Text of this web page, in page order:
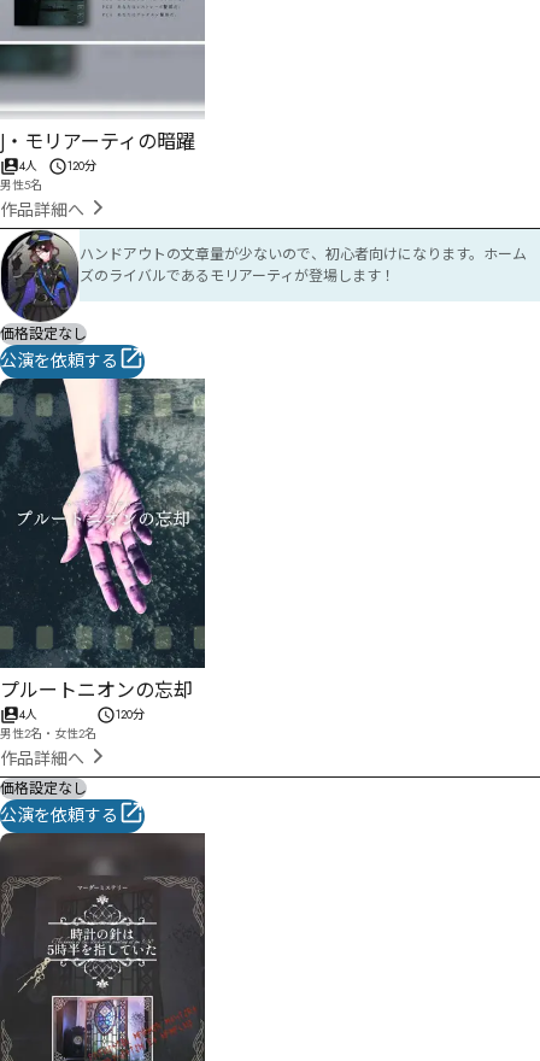
J・モリアーティの暗躍
4人
男性5名
120分
作品詳細へ
ハンドアウトの文章量が少ないので、初心者向けになります。ホーム
ズのライバルであるモリアーティが登場します！
価格設定なし
公演を依頼する
プルートニオンの忘却
4人
男性2名・女性2名
120分
作品詳細へ
価格設定なし
公演を依頼する